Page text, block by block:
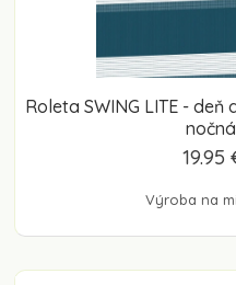
Roleta SWING LITE -
Výroba na
19.95